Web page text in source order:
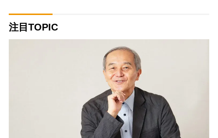
注目TOPIC